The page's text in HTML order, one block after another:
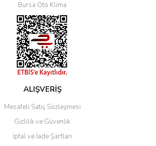
Bursa Oto Klima
ALIŞVERİŞ
Mesafeli Satış Sözleşmesi
Gizlilik ve Güvenlik
İptal ve İade Şartları